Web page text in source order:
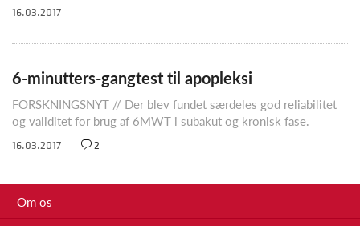
16.03.2017
6-minutters-gangtest til apopleksi
FORSKNINGSNYT // Der blev fundet særdeles god reliabilitet
og validitet for brug af 6MWT i subakut og kronisk fase.
16.03.2017 2
Om os